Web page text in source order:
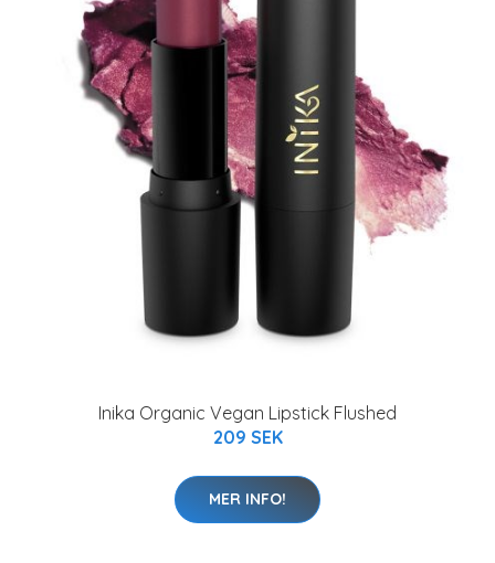
Inika Organic Vegan Lipstick Flushed
209 SEK
MER INFO!